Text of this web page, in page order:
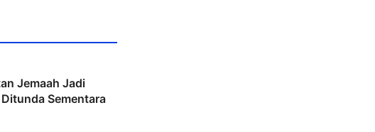
Jemaah Jadi
Sementara